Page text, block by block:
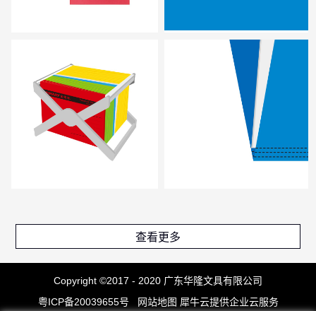
查看更多
Copyright ©2017 - 2020 广东华隆文具有限公司
粤ICP备20039655号
网站地图 犀牛云提供企业云服务